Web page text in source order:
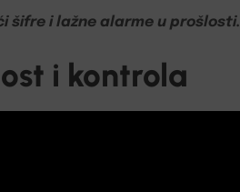
šifre i lažne alarme u prošlosti.
i kontrola